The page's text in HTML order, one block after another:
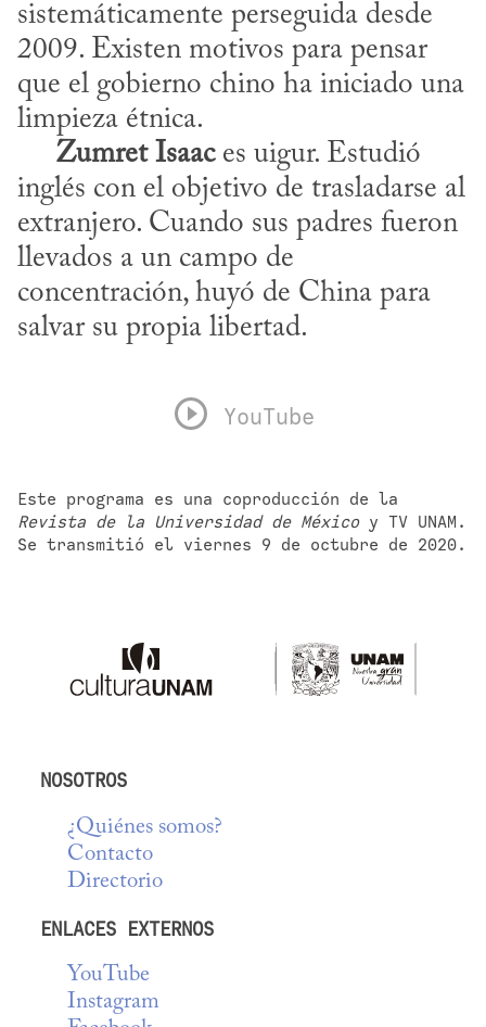
sistemáticamente perseguida desde
2009. Existen motivos para pensar
que el gobierno chino ha iniciado una
limpieza étnica.
Zumret Isaac es uigur. Estudió
inglés con el objetivo de trasladarse al
extranjero. Cuando sus padres fueron
llevados a un campo de
concentración, huyó de China para
salvar su propia libertad.
YouTube
Revista de la Universidad de México y TV UNAM.
Se transmitió el viernes 9 de octubre de 2020.
NOSOTROS
¿Quiénes somos?
Contacto
Directorio
ENLACES EXTERNOS
YouTube
Instagram